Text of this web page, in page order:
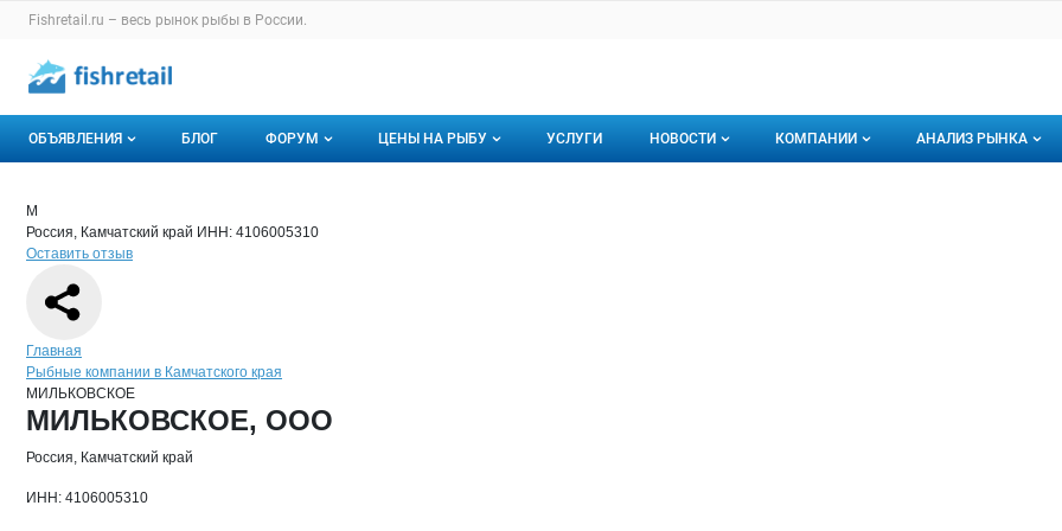
Раздел навигации по сайту fishretail.ru
Fishretail.ru – весь рынок рыбы в России.
Авторизация и меню пользователя
Навигация по разделам сайта fishretail.ru
ОБЪЯВЛЕНИЯ
Горячее предложение
Мои объявления
БЛОГ ФОРУМ
Избранные
ЦЕНЫ НА РЫБУ УСЛУГИ НОВОСТИ КОМПАНИИ АНАЛИЗ РЫНКА
Страница компании
Страница компании
Краткая информация о компании
М
Россия, Камчатский край ИНН: 4106005310
Оставить отзыв
Навигация по сайту
Главная
Рыбные компании в Камчатского края
МИЛЬКОВСКОЕ
Основная информация о компании
МИЛЬКОВСКОЕ, ООО
Россия, Камчатский край
ИНН: 4106005310